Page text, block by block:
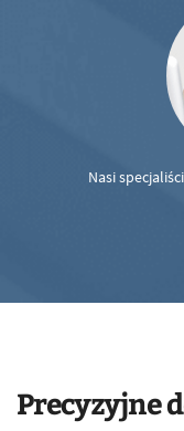
Nasi
Precyzyjne